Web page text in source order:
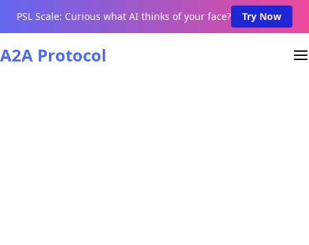
PSL Scale: Curious what AI thinks of your face? Try Now
A2A Protocol